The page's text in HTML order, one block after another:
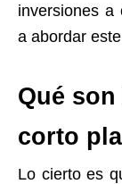
inversiones a
a abordar
Qué
corto
Lo cierto es